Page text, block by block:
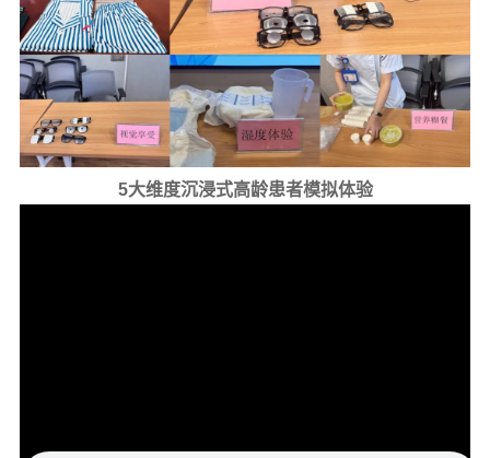
5大维度沉浸式高龄患者模拟体验